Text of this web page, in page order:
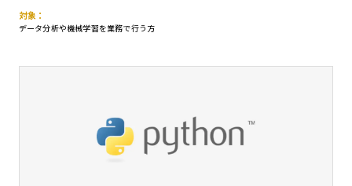
対象：
データ分析や機械学習を業務で行う方